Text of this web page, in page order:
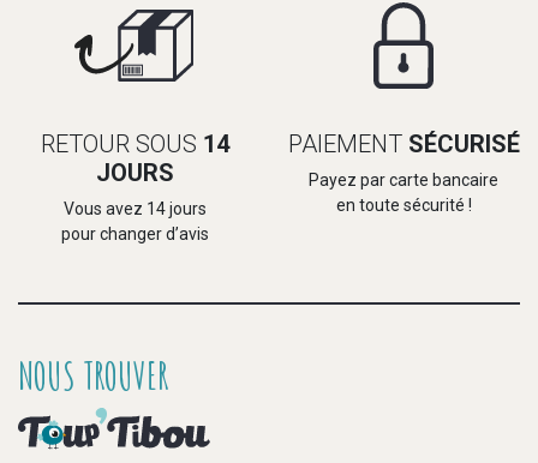
RETOUR SOUS 14
JOURS
Vous avez 14 jours
pour changer d’avis
PAIEMENT SÉCURISÉ
Payez par carte bancaire
en toute sécurité !
NOUS TROUVER